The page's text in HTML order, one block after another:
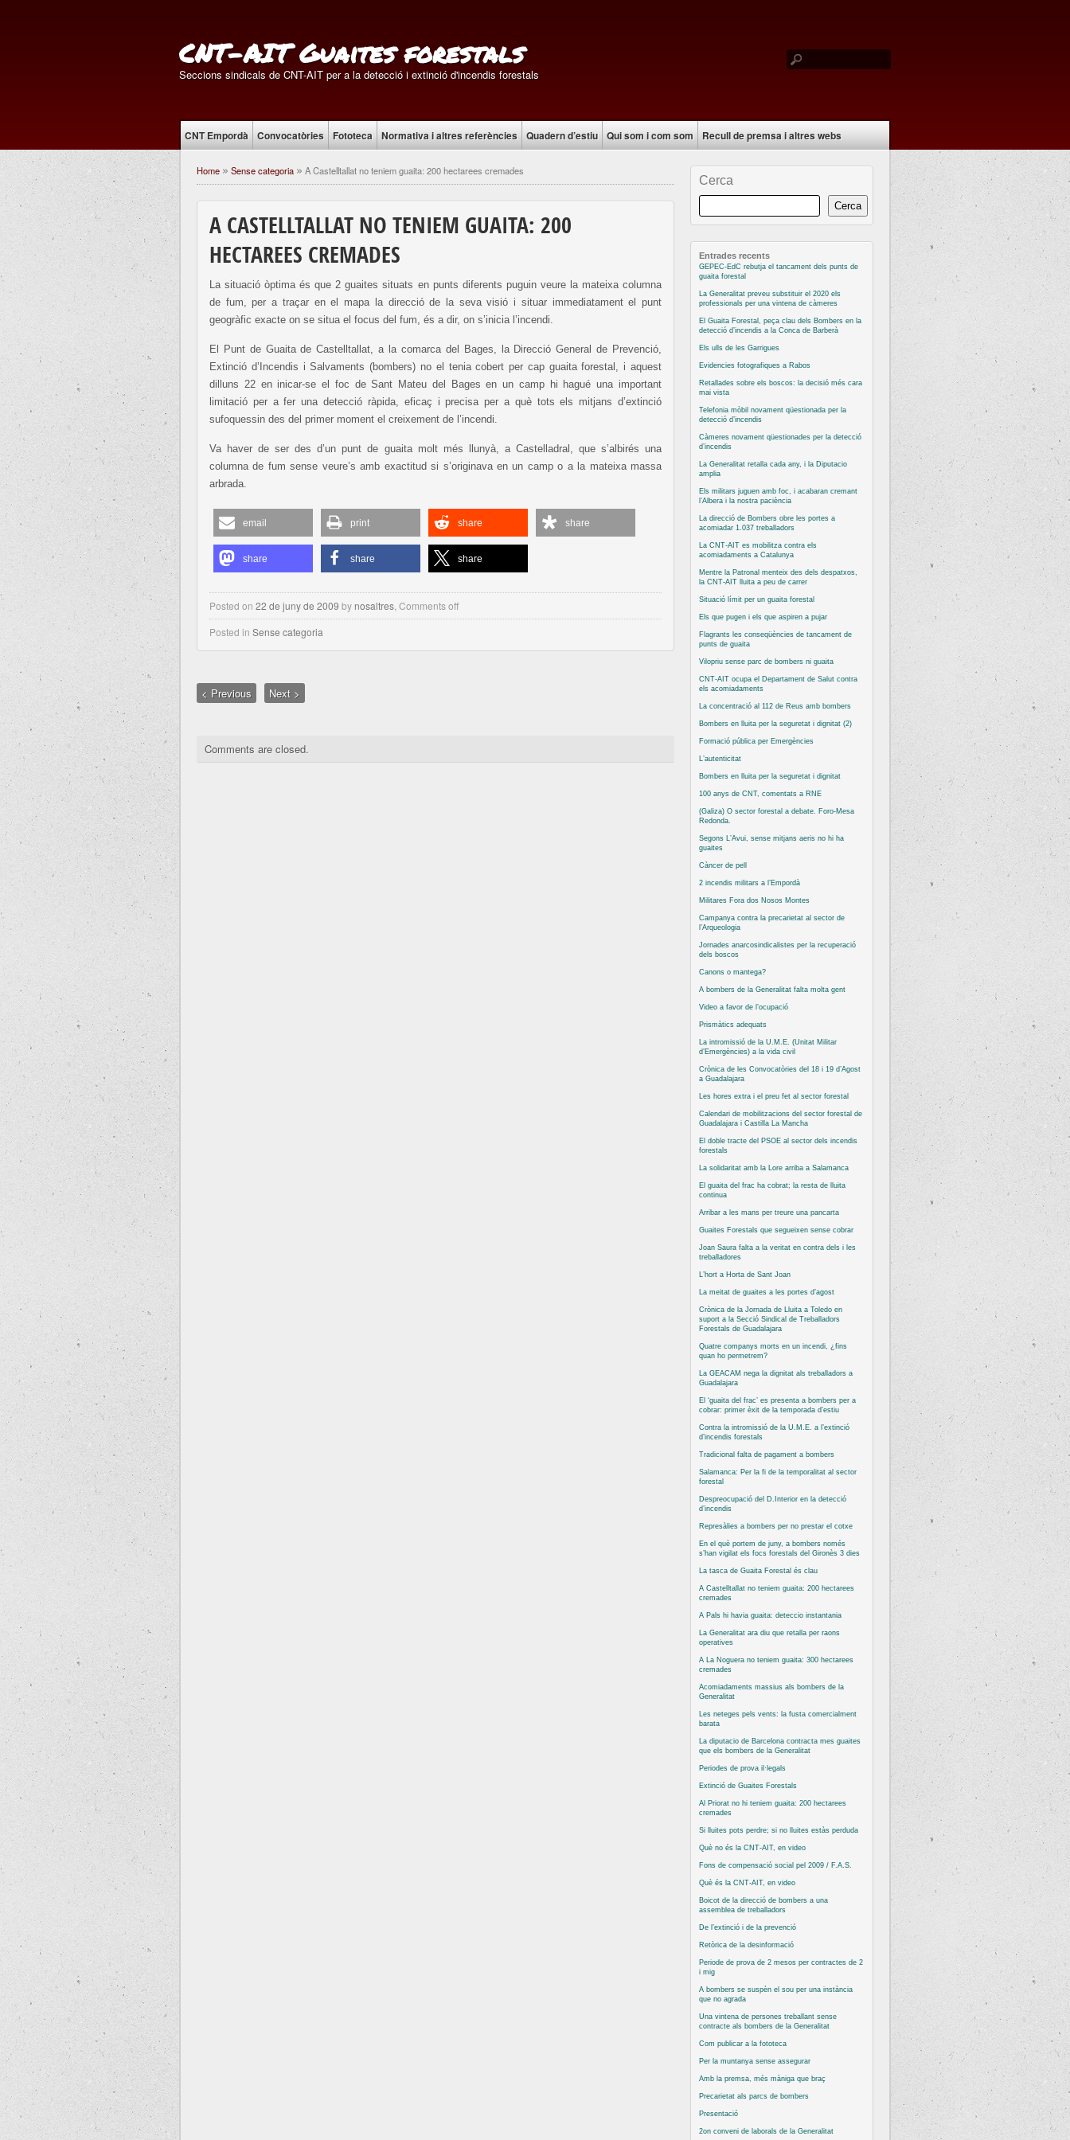
CNT-AIT Guaites forestals
Seccions sindicals de CNT-AIT per a la detecció i extinció d'incendis forestals
CNT Empordà Convocatòries Fototeca Normativa i altres referències Quadern d’estiu Qui som i com som Recull de premsa i altres webs
Home » Sense categoria » A Castelltallat no teniem guaita: 200 hectarees cremades
A CASTELLTALLAT NO TENIEM GUAITA: 200
HECTAREES CREMADES
La situació òptima és que 2 guaites situats en punts diferents puguin veure la mateixa columna
de fum, per a traçar en el mapa la direcció de la seva visió i situar immediatament el punt
geogràfic exacte on se situa el focus del fum, és a dir, on s’inicia l’incendi.
El Punt de Guaita de Castelltallat, a la comarca del Bages, la Direcció General de Prevenció,
Extinció d’Incendis i Salvaments (bombers) no el tenia cobert per cap guaita forestal, i aquest
dilluns 22 en inicar-se el foc de Sant Mateu del Bages en un camp hi hagué una important
limitació per a fer una detecció ràpida, eficaç i precisa per a què tots els mitjans d’extinció
sufoquessin des del primer moment el creixement de l’incendi.
Va haver de ser des d’un punt de guaita molt més llunyà, a Castelladral, que s’albirés una
columna de fum sense veure’s amb exactitud si s’originava en un camp o a la mateixa massa
arbrada.
email print share share
share share share
Posted on 22 de juny de 2009 by nosaltres Comments off
Posted in Sense categoria
< Previous Next >
Comments are closed.
Cerca
Cerca
Entrades recents
GEPEC-EdC rebutja el tancament dels punts de
guaita forestal
La Generalitat preveu substituir el 2020 els
professionals per una vintena de càmeres
El Guaita Forestal, peça clau dels Bombers en la
detecció d’incendis a la Conca de Barberà
Els ulls de les Garrigues
Evidencies fotografiques a Rabos
Retallades sobre els boscos: la decisió més cara
mai vista
Telefonia mòbil novament qüestionada per la
detecció d’incendis
Càmeres novament qüestionades per la detecció
d’incendis
La Generalitat retalla cada any, i la Diputacio
amplia
Els militars juguen amb foc, i acabaran cremant
l’Albera i la nostra paciència
La direcció de Bombers obre les portes a
acomiadar 1.037 treballadors
La CNT-AIT es mobilitza contra els
acomiadaments a Catalunya
Mentre la Patronal menteix des dels despatxos,
la CNT-AIT lluita a peu de carrer
Situació límit per un guaita forestal
Els que pugen i els que aspiren a pujar
Flagrants les conseqüències de tancament de
punts de guaita
Vilopriu sense parc de bombers ni guaita
CNT-AIT ocupa el Departament de Salut contra
els acomiadaments
La concentració al 112 de Reus amb bombers
Bombers en lluita per la seguretat i dignitat (2)
Formació pública per Emergències
L’autenticitat
Bombers en lluita per la seguretat i dignitat
100 anys de CNT, comentats a RNE
(Galiza) O sector forestal a debate. Foro-Mesa
Redonda.
Segons L’Avui, sense mitjans aeris no hi ha
guaites
Càncer de pell
2 incendis militars a l’Empordà
Militares Fora dos Nosos Montes
Campanya contra la precarietat al sector de
l’Arqueologia
Jornades anarcosindicalistes per la recuperació
dels boscos
Canons o mantega?
A bombers de la Generalitat falta molta gent
Video a favor de l’ocupació
Prismàtics adequats
La intromissió de la U.M.E. (Unitat Militar
d’Emergències) a la vida civil
Crònica de les Convocatòries del 18 i 19 d’Agost
a Guadalajara
Les hores extra i el preu fet al sector forestal
Calendari de mobilitzacions del sector forestal de
Guadalajara i Castilla La Mancha
El doble tracte del PSOE al sector dels incendis
forestals
La solidaritat amb la Lore arriba a Salamanca
El guaita del frac ha cobrat; la resta de lluita
continua
Arribar a les mans per treure una pancarta
Guaites Forestals que segueixen sense cobrar
Joan Saura falta a la veritat en contra dels i les
treballadores
L’hort a Horta de Sant Joan
La meitat de guaites a les portes d’agost
Crònica de la Jornada de Lluita a Toledo en
suport a la Secció Sindical de Treballadors
Forestals de Guadalajara
Quatre companys morts en un incendi, ¿fins
quan ho permetrem?
La GEACAM nega la dignitat als treballadors a
Guadalajara
El ‘guaita del frac’ es presenta a bombers per a
cobrar: primer èxit de la temporada d’estiu
Contra la intromissió de la U.M.E. a l’extinció
d’incendis forestals
Tradicional falta de pagament a bombers
Salamanca: Per la fi de la temporalitat al sector
forestal
Despreocupació del D.Interior en la detecció
d’incendis
Represàlies a bombers per no prestar el cotxe
En el què portem de juny, a bombers només
s’han vigilat els focs forestals del Gironès 3 dies
La tasca de Guaita Forestal és clau
A Castelltallat no teniem guaita: 200 hectarees
cremades
A Pals hi havia guaita: deteccio instantania
La Generalitat ara diu que retalla per raons
operatives
A La Noguera no teniem guaita: 300 hectarees
cremades
Acomiadaments massius als bombers de la
Generalitat
Les neteges pels vents: la fusta comercialment
barata
La diputacio de Barcelona contracta mes guaites
que els bombers de la Generalitat
Periodes de prova il·legals
Extinció de Guaites Forestals
Al Priorat no hi teniem guaita: 200 hectarees
cremades
Si lluites pots perdre; si no lluites estàs perduda
Què no és la CNT-AIT, en video
Fons de compensació social pel 2009 / F.A.S.
Què és la CNT-AIT, en video
Boicot de la direcció de bombers a una
assemblea de treballadors
De l’extinció i de la prevenció
Retòrica de la desinformació
Periode de prova de 2 mesos per contractes de 2
i mig
A bombers se suspèn el sou per una instància
que no agrada
Una vintena de persones treballant sense
contracte als bombers de la Generalitat
Com publicar a la fototeca
Per la muntanya sense assegurar
Amb la premsa, més màniga que braç
Precarietat als parcs de bombers
Presentació
2on conveni de laborals de la Generalitat